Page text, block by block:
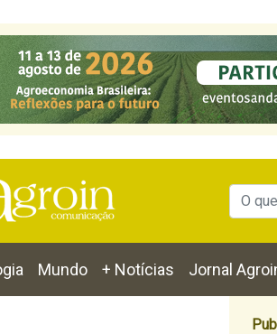
Mundo + Notícias Jornal